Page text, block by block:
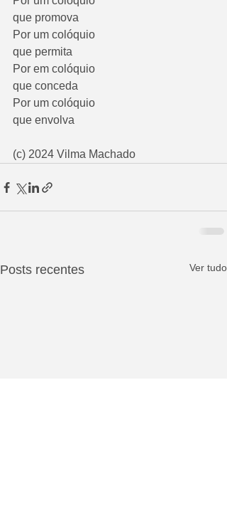
que promova
Por um colóquio
que permita
Por em colóquio
que conceda
Por um colóquio
que envolva
(c) 2024 Vilma Machado
Posts recentes Ver tudo